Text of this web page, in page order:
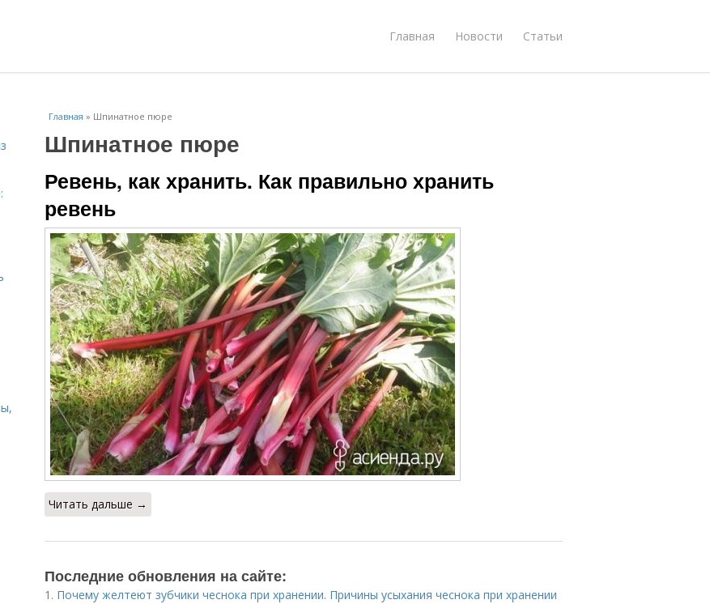
Главная Новости Статьи
Главная » Шпинатное пюре
Шпинатное пюре
Ревень, как хранить. Как правильно хранить
ревень
Читать дальше →
Последние обновления на сайте:
1. Почему желтеют зубчики чеснока при хранении. Причины усыхания чеснока при хранении